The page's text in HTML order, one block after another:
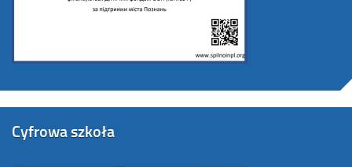
Cyfrowa szkoła